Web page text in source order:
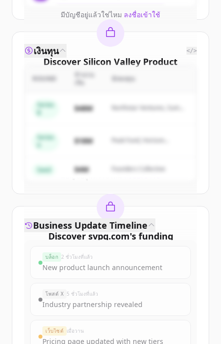
มีบัญชีอยู่แล้วใช่ไหม ลงชื่อเข้าใช้
Discover Silicon Valley Product
Group
competitors
of
Silicon Valley Product Group .
New accounts include trial credits to
มีบัญชีอยู่แล้วใช่ไหม
เงินทุน </>
นักลงทุน
Series
$48M
Northstar Ventures, Summit
Series
$18M
Peak Fund, Horizon
Seed $4M Founders Collective
Discover svpg.com's funding
Sign up for free to view allfunding
New accounts include trial credits to
get started.
Create Free Account
Business Update Timeline
บล็อก 2 ชั่วโมงที่แล้ว
New product launch announcement
โพสต์ X 5 ชั่วโมงที่แล้ว
Industry partnership revealed
เว็บไซต์ เมื่อวาน
Pricing page updated with new tiers